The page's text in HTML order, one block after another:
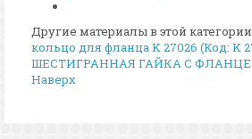
Другие материалы в этой
кольцо для фланца K 27026 (Код: K
ШЕСТИГРАННАЯ ГАЙКА С ФЛАНЦЕМ
Наверх